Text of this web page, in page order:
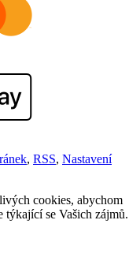
, RSS, Nastavení
cookies, abychom
se Vašich zájmů.